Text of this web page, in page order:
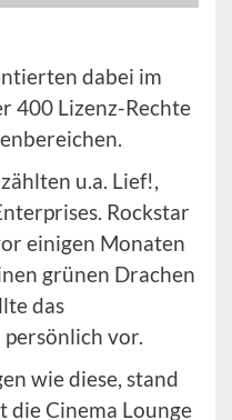
dabei im
400 Lizenz-Rechte
u.a. Lief!,
Rockstar
einigen Monaten
grünen Drachen
das
vor.
wie diese, stand
die Cinema Lounge